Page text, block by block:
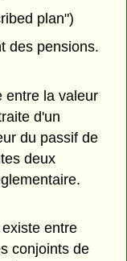
plan")
des pensions.
la valeur
d'un
du passif de
deux
entre
conjoints de